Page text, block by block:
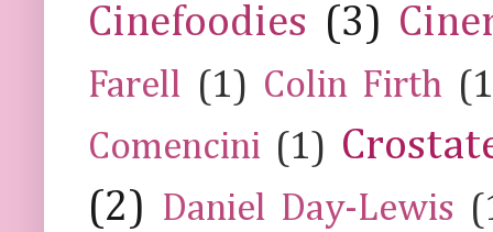
Cinefoodies (3)
Farell (1) Colin Firth
Comencini (1)
(2) Daniel Day-Lewis